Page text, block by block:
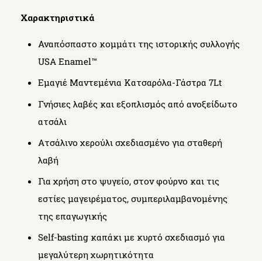
Χαρακτηριστικά
Αναπόσπαστο κομμάτι της ιστορικής συλλογής
USA Enamel™
Εμαγιέ Μαντεμένια Κατσαρόλα-Γάστρα 7Lt
Γνήσιες λαβές και εξοπλισμός από ανοξείδωτο
ατσάλι
Ατσάλινο χερούλι σχεδιασμένο για σταθερή
λαβή
Για χρήση στο ψυγείο, στον φούρνο και τις
εστίες μαγειρέματος, συμπεριλαμβανομένης
της επαγωγικής
Self-basting καπάκι με κυρτό σχεδιασμό για
μεγαλύτερη χωρητικότητα